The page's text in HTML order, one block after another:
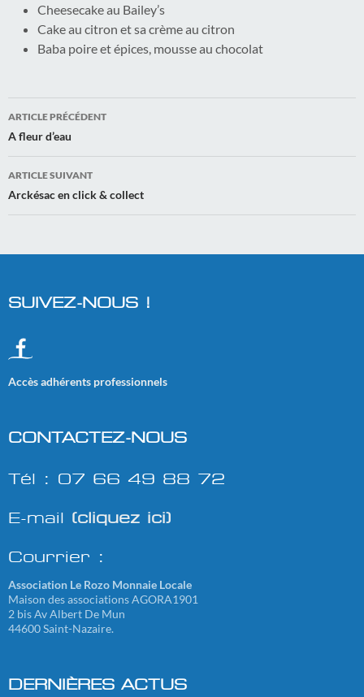
Cheesecake au Bailey’s
Cake au citron et sa crème au citron
Baba poire et épices, mousse au chocolat
Navigation
des
articles
ARTICLE PRÉCÉDENT
A fleur d’eau
ARTICLE SUIVANT
Arckésac en click & collect
SUIVEZ-NOUS !
Accès adhérents professionnels
CONTACTEZ-NOUS
Tél : 07 66 49 88 72
E-mail (cliquez ici)
Courrier :
Association Le Rozo Monnaie Locale
Maison des associations AGORA1901
2 bis Av Albert De Mun
44600 Saint-Nazaire.
DERNIÈRES ACTUS